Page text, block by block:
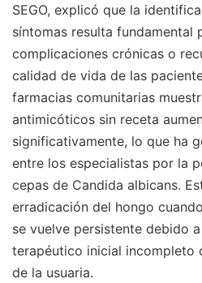
SEGO, explicó que la
síntomas resulta fundamental
complicaciones crónicas o
calidad de vida de las
farmacias comunitarias
antimicóticos sin receta
significativamente, lo que ha
entre los especialistas por la
cepas de Candida albicans.
erradicación del hongo
se vuelve persistente debido
terapéutico inicial
de la usuaria.